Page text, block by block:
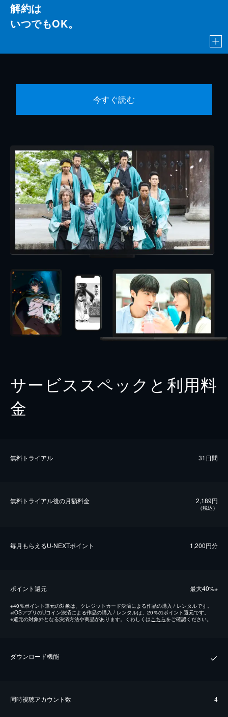
解約は
いつでもOK。
今すぐ読む
サービススペックと利用料
金
無料トライアル 31日間
無料トライアル後の⽉額料金 2,189円
（税込）
毎⽉もらえるU-NEXTポイント 1,200円分
ポイント還元 最⼤40%※
※40％ポイント還元の対象は、クレジットカード決済による作品の購入 / レンタルです。
※iOSアプリのUコイン決済による作品の購入 / レンタルは、20％のポイント還元です。
※還元の対象外となる決済方法や商品があります。くわしくはこちらをご確認ください。
ダウンロード機能
同時視聴アカウント数 4